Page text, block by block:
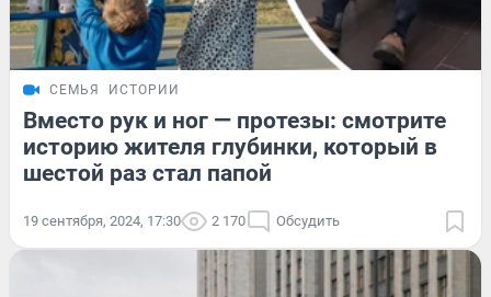
СЕМЬЯ ИСТОРИИ
Вместо рук и ног — протезы: смотрите
историю жителя глубинки, который в
шестой раз стал папой
19 сентября, 2024, 17:30 2 170 Обсудить